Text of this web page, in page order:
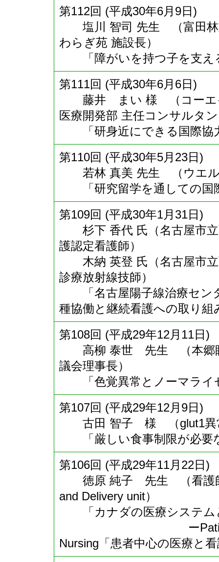
第112回 (平成30年6月9日)
塩川 智司 先生 （富田林
わらぎ苑 施設長）
「障がいを持つ子を支え
第111回 (平成30年6月6日)
藤井 まい 様 （コーエイ
医療開発部 主任コンサルタ
「研身近にできる国際協
第110回 (平成30年5月23日)
若林 真美 先生 （ウエル
「研究留学を通しての国
第109回 (平成30年1月31日)
杉下 香代 氏（名古屋市立
護認定看護師）
木納 英登 氏（名古屋市立
診療放射線技師）
「名古屋陽子線治療セン
種協働と継続看護への取り組
第108回 (平成29年12月11日)
高柳 泰世 先生 （本郷眼
議会理事長）
「色覚異常とノーマライ
第107回 (平成29年12月9日)
古田 智子 様 （glut1異
「厳しい食事制限が必要
第106回 (平成29年11月22日)
徳原 純子 先生 （看護師
and Delivery unit）
「カナダの医療システ
ーPatient-
Nursing「患者中心の医療と